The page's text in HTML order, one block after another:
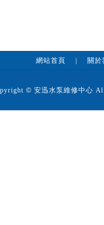
網站首頁 關於
© 安迅水泵維修中心